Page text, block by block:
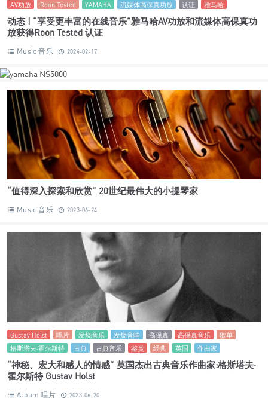
AV功放 Roon Tested YAMAHA 流媒体高保真功放 认证 雅马哈
动态 | “享受更丰富的在线音乐”雅马哈AV功放和流媒体高保真功
放获得Roon Tested 认证
Music 音乐 2024-02-17
“值得深入探索和欣赏” 20世纪最伟大的小提琴家
Music 音乐 2023-06-24
Gustav Holst 唱片 发烧音乐 发烧音响 高保真 高保真音乐
歌单
格斯塔夫·霍尔斯特
古典 古典音乐 鉴赏 经典 英国 作曲家
“神秘、宏大和感人的情感” 英国杰出古典音乐作曲家:格斯塔夫·
霍尔斯特 Gustav Holst
Album 唱片 2023-06-20